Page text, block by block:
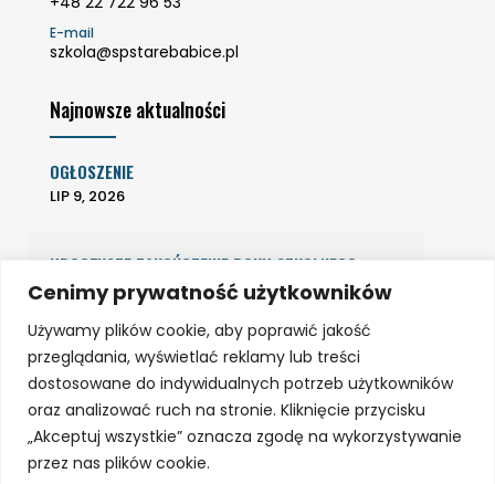
Cenimy prywatność użytkowników
Używamy plików cookie, aby poprawić jakość
przeglądania, wyświetlać reklamy lub treści
dostosowane do indywidualnych potrzeb użytkowników
oraz analizować ruch na stronie. Kliknięcie przycisku
„Akceptuj wszystkie” oznacza zgodę na wykorzystywanie
przez nas plików cookie.
E-mail
szkola@spstarebabice.pl
Najnowsze aktualności
OGŁOSZENIE
LIP 9, 2026
UROCZYSTE ZAKOŃCZENIE ROKU SZKOLNEGO
2025/2026
CZE 22, 2026